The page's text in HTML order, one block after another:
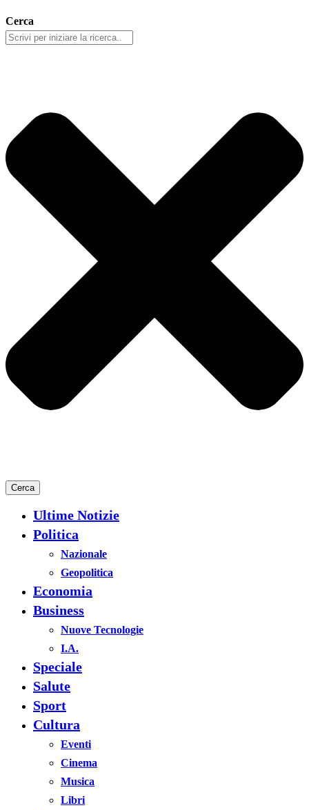
Cerca
Cerca
Ultime Notizie
Politica
Nazionale
Geopolitica
Economia
Business
Nuove Tecnologie
I.A.
Speciale
Salute
Sport
Cultura
Eventi
Cinema
Musica
Libri